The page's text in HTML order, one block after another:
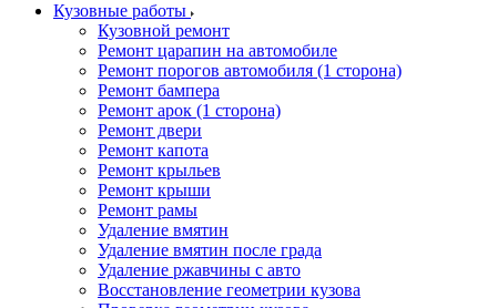
Кузовные работы
Кузовной ремонт
Ремонт царапин на автомобиле
Ремонт порогов автомобиля (1 сторона)
Ремонт бампера
Ремонт арок (1 сторона)
Ремонт двери
Ремонт капота
Ремонт крыльев
Ремонт крыши
Ремонт рамы
Удаление вмятин
Удаление вмятин после града
Удаление ржавчины с авто
Восстановление геометрии кузова